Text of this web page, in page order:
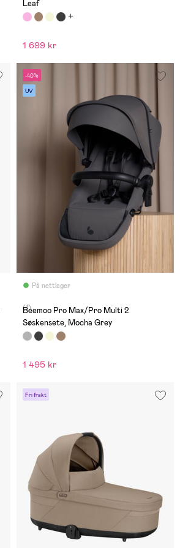
Leaf
1 699 kr
-40%
UV
På nettlager
(1)
Beemoo Pro Max/Pro Multi 2
Søskensete, Mocha Grey
1 495 kr
Fri frakt